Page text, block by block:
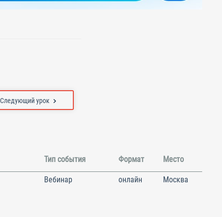
Следующий урок
Тип события Формат Место
Вебинар онлайн Москва